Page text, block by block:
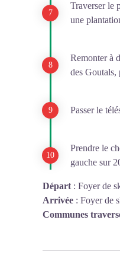
Traverser le
une
Remonter à
des Goutals,
Passer le
Prendre le
gauche sur
Départ : Foyer de
Arrivée : Foyer de
Communes